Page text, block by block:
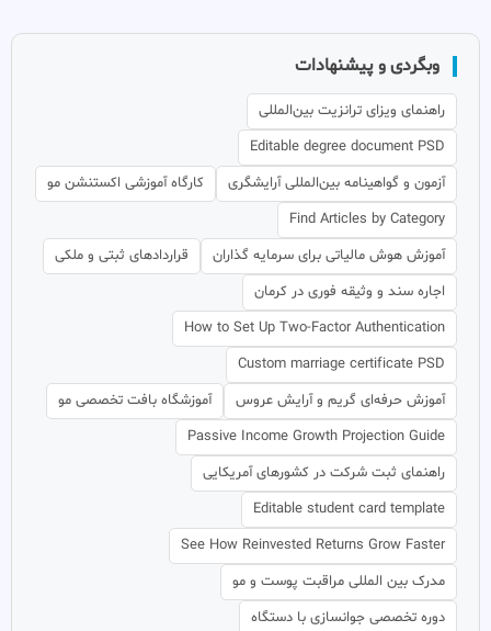
وبگردی و پیشنهادات
راهنمای ویزای ترانزیت بین‌المللی
Editable degree document PSD
آزمون و گواهینامه بین‌المللی آرایشگری
کارگاه آموزشی اکستنشن مو
Find Articles by Category
آموزش هوش مالیاتی برای سرمایه گذاران
قراردادهای ثبتی و ملکی
اجاره سند و وثیقه فوری در کرمان
How to Set Up Two-Factor Authentication
Custom marriage certificate PSD
آموزش حرفه‌ای گریم و آرایش عروس
آموزشگاه بافت تخصصی مو
Passive Income Growth Projection Guide
راهنمای ثبت شرکت در کشورهای آمریکایی
Editable student card template
See How Reinvested Returns Grow Faster
مدرک بین المللی مراقبت پوست و مو
دوره تخصصی جوانسازی با دستگاه